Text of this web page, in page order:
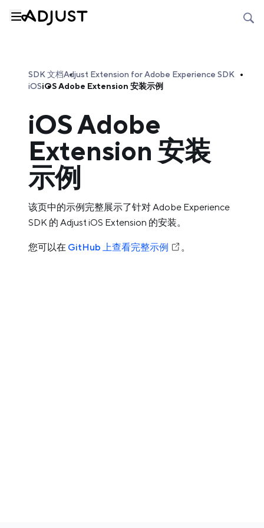
SDK 文档Adjust Extension for Adobe Experience SDK
iOSiOS Adobe Extension 安装示例
iOS Adobe
Extension 安装
示例
该页中的示例完整展示了针对 Adobe Experience
SDK 的 Adjust iOS Extension 的安装。
您可以在 GitHub 上查看完整示例 。